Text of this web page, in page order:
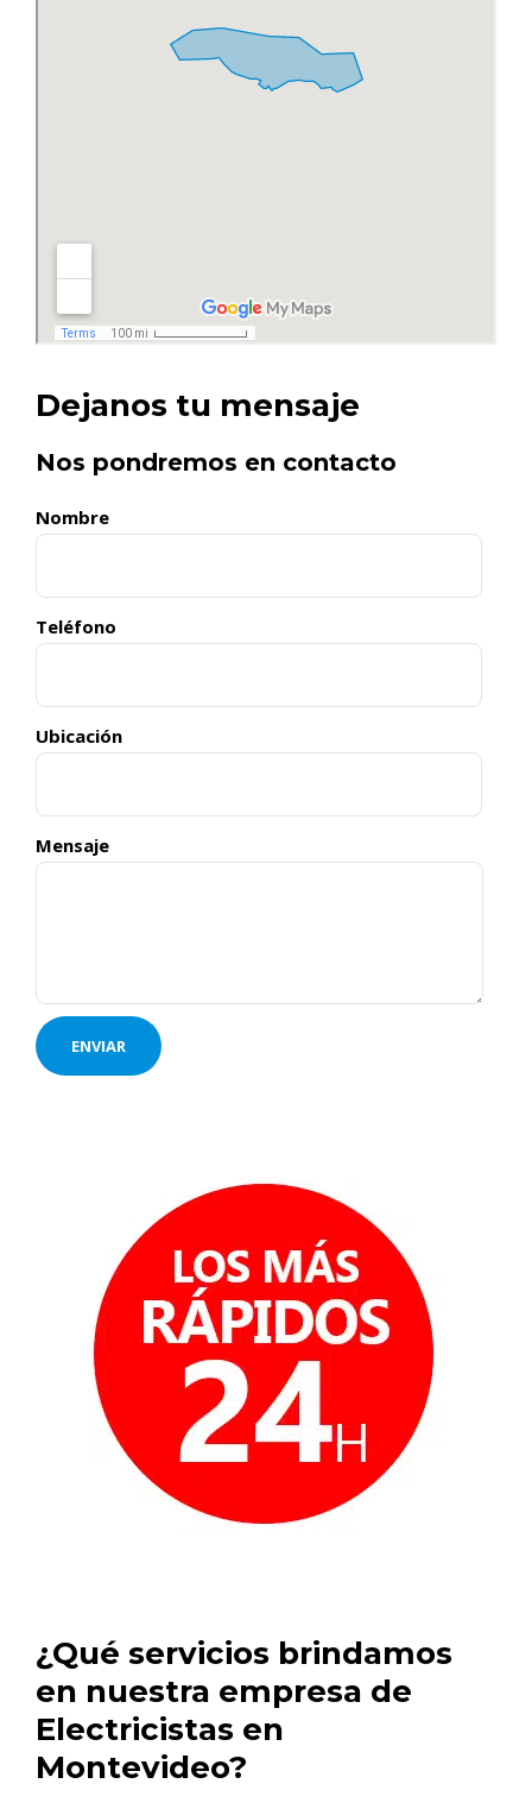
Dejanos tu mensaje
Nos pondremos en contacto
Nombre
Teléfono
Ubicación
Mensaje
¿Qué servicios brindamos
en nuestra empresa de
Electricistas en
Montevideo?